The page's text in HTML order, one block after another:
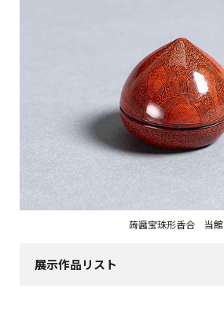
蒟醤宝珠形香合 当館
展示作品リスト